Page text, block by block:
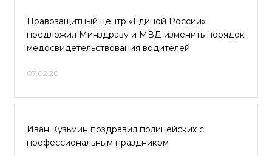
Правозащитный центр «Единой России»
предложил Минздраву и МВД изменить порядок
медосвидетельствования водителей
07.02.20
Иван Кузьмин поздравил полицейских с
профессиональным праздником